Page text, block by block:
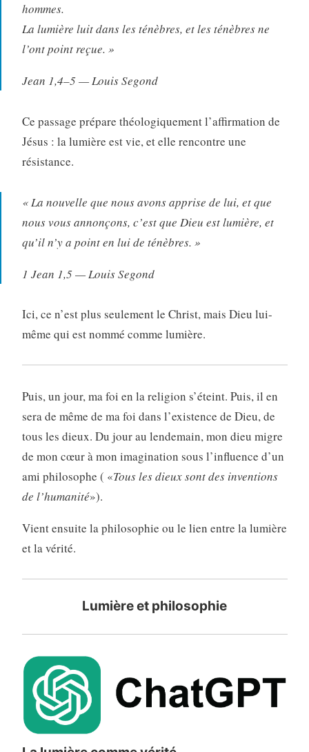
hommes.
La lumière luit dans les ténèbres, et les ténèbres ne
l’ont point reçue. »
Jean 1,4–5 — Louis Segond
Ce passage prépare théologiquement l’affirmation de
Jésus : la lumière est vie, et elle rencontre une
résistance.
« La nouvelle que nous avons apprise de lui, et que
nous vous annonçons, c’est que Dieu est lumière, et
qu’il n’y a point en lui de ténèbres. »
1 Jean 1,5 — Louis Segond
Ici, ce n’est plus seulement le Christ, mais Dieu lui-
même qui est nommé comme lumière.
Puis, un jour, ma foi en la religion s’éteint. Puis, il en
sera de même de ma foi dans l’existence de Dieu, de
tous les dieux. Du jour au lendemain, mon dieu migre
de mon cœur à mon imagination sous l’influence d’un
ami philosophe ( «Tous les dieux sont des inventions
de l’humanité»).
Vient ensuite la philosophie ou le lien entre la lumière
et la vérité.
Lumière et philosophie